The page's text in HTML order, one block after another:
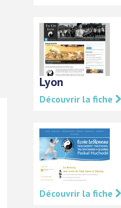
Lyon
Découvrir la fiche
Découvrir la fiche